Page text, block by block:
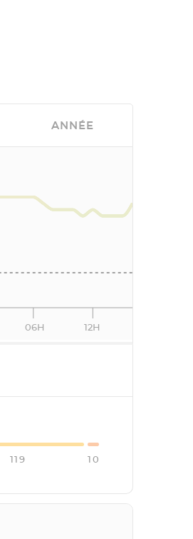
06H 12H
119 10
ANNÉE